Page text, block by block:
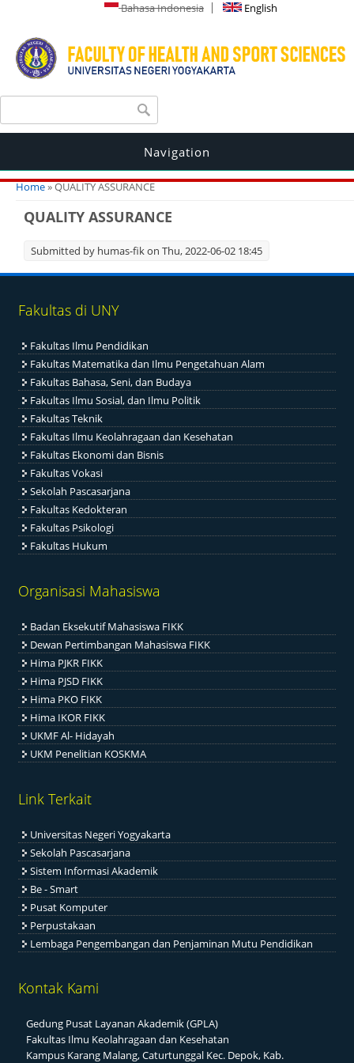
Bahasa Indonesia English
Search form
Navigation
You are here
Home» QUALITY ASSURANCE
QUALITY ASSURANCE
Submitted by humas-fikon Thu, 2022-06-02 18:45
Fakultas di UNY
Fakultas Ilmu Pendidikan
Fakultas Matematika dan Ilmu Pengetahuan Alam
Fakultas Bahasa, Seni, dan Budaya
Fakultas Ilmu Sosial, dan Ilmu Politik
Fakultas Teknik
Fakultas Ilmu Keolahragaan dan Kesehatan
Fakultas Ekonomi dan Bisnis
Fakultas Vokasi
Sekolah Pascasarjana
Fakultas Kedokteran
Fakultas Psikologi
Fakultas Hukum
Organisasi Mahasiswa
Badan Eksekutif Mahasiswa FIKK
Dewan Pertimbangan Mahasiswa FIKK
Hima PJKR FIKK
Hima PJSD FIKK
Hima PKO FIKK
Hima IKOR FIKK
UKMF Al- Hidayah
UKM Penelitian KOSKMA
Link Terkait
Universitas Negeri Yogyakarta
Sekolah Pascasarjana
Sistem Informasi Akademik
Be - Smart
Pusat Komputer
Perpustakaan
Lembaga Pengembangan dan Penjaminan Mutu Pendidikan
Kontak Kami
Gedung Pusat Layanan Akademik (GPLA)
Fakultas Ilmu Keolahragaan dan Kesehatan
Kampus Karang Malang, Caturtunggal Kec. Depok, Kab.